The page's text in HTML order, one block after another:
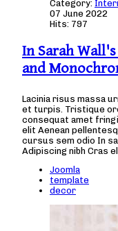
Category:
07 June 2022
Hits: 797
In Sarah
and
Lacinia risus massa
et turpis. Tristique
consequat amet
elit Aenean
cursus sem odio In
Adipiscing nibh Cras
Joomla
template
decor